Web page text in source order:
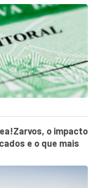
o impacto
e o que mais